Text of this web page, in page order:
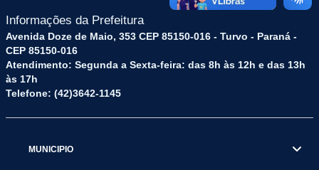
Informações da Prefeitura
Avenida Doze de Maio, 353 CEP 85150-016 - Turvo - Paraná -
CEP 85150-016
Atendimento: Segunda a Sexta-feira: das 8h às 12h e das 13h
às 17h
Telefone: (42)3642-1145
MUNICIPIO